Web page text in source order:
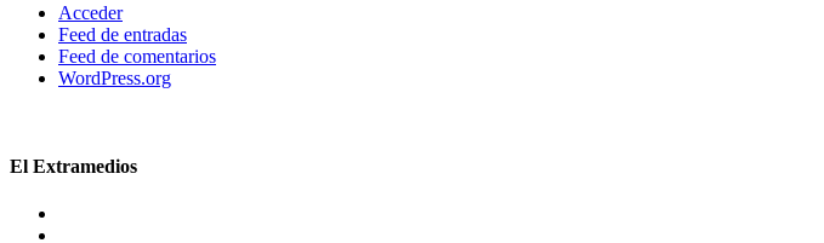
Acceder
Feed de entradas
Feed de comentarios
WordPress.org
El Extramedios